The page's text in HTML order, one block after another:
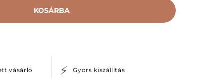
KOSÁRBA
vásárló ⚡ Gyors kiszállítás